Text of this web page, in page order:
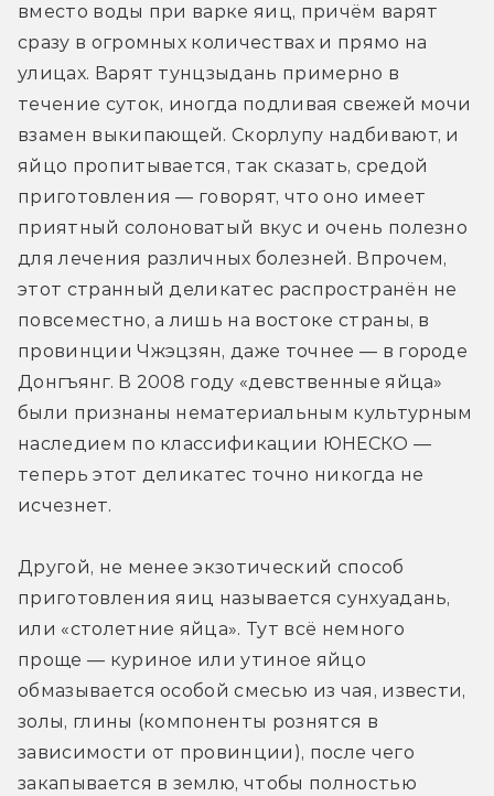
вместо воды при варке яиц, причём варят
сразу в огромных количествах и прямо на
улицах. Варят тунцзыдань примерно в
течение суток, иногда подливая свежей мочи
взамен выкипающей. Скорлупу надбивают, и
яйцо пропитывается, так сказать, средой
приготовления — говорят, что оно имеет
приятный солоноватый вкус и очень полезно
для лечения различных болезней. Впрочем,
этот странный деликатес распространён не
повсеместно, а лишь на востоке страны, в
провинции Чжэцзян, даже точнее — в городе
Донгъянг. В 2008 году «девственные яйца»
были признаны нематериальным культурным
наследием по классификации ЮНЕСКО —
теперь этот деликатес точно никогда не
исчезнет.
Другой, не менее экзотический способ
приготовления яиц называется сунхуадань,
или «столетние яйца». Тут всё немного
проще — куриное или утиное яйцо
обмазывается особой смесью из чая, извести,
золы, глины (компоненты рознятся в
зависимости от провинции), после чего
закапывается в землю, чтобы полностью